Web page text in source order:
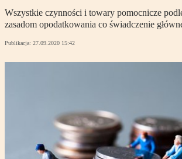
Wszystkie czynności i towary pomocnicze
zasadom opodatkowania co świadczenie
Publikacja: 27.09.2020 15:42